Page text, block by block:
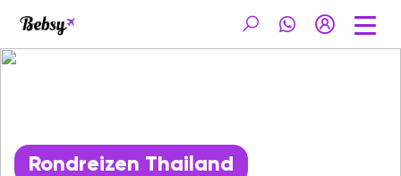
Rondreizen Thailand